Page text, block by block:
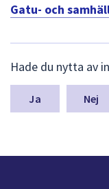
Gatu- och
ä
m
a
n
Hade du nytta av
Nej